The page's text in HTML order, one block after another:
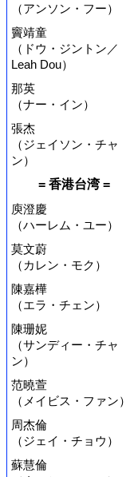
（アンソン・フー）
竇靖童
（ドウ・ジントン／
Leah Dou）
那英
（ナー・イン）
張杰
（ジェイソン・チャ
ン）
= 香港台湾 =
庾澄慶
（ハーレム・ユー）
莫文蔚
（カレン・モク）
陳嘉樺
（エラ・チェン）
陳珊妮
（サンディー・チャ
ン）
范曉萱
（メイビス・ファン）
周杰倫
（ジェイ・チョウ）
蘇慧倫